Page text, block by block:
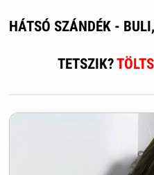
HÁTSÓ SZÁNDÉK -
TETSZIK?